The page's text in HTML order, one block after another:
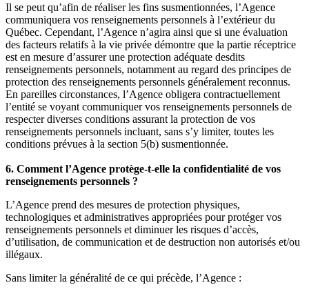
Il se peut qu’afin de réaliser les fins susmentionnées, l’Agence
communiquera vos renseignements personnels à l’extérieur du
Québec. Cependant, l’Agence n’agira ainsi que si une évaluation
des facteurs relatifs à la vie privée démontre que la partie réceptrice
est en mesure d’assurer une protection adéquate desdits
renseignements personnels, notamment au regard des principes de
protection des renseignements personnels généralement reconnus.
En pareilles circonstances, l’Agence obligera contractuellement
l’entité se voyant communiquer vos renseignements personnels de
respecter diverses conditions assurant la protection de vos
renseignements personnels incluant, sans s’y limiter, toutes les
conditions prévues à la section 5(b) susmentionnée.
6. Comment l’Agence protège-t-elle la confidentialité de vos
renseignements personnels ?
L’Agence prend des mesures de protection physiques,
technologiques et administratives appropriées pour protéger vos
renseignements personnels et diminuer les risques d’accès,
d’utilisation, de communication et de destruction non autorisés et/ou
illégaux.
Sans limiter la généralité de ce qui précède, l’Agence :